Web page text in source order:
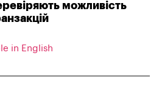
можливість
in English